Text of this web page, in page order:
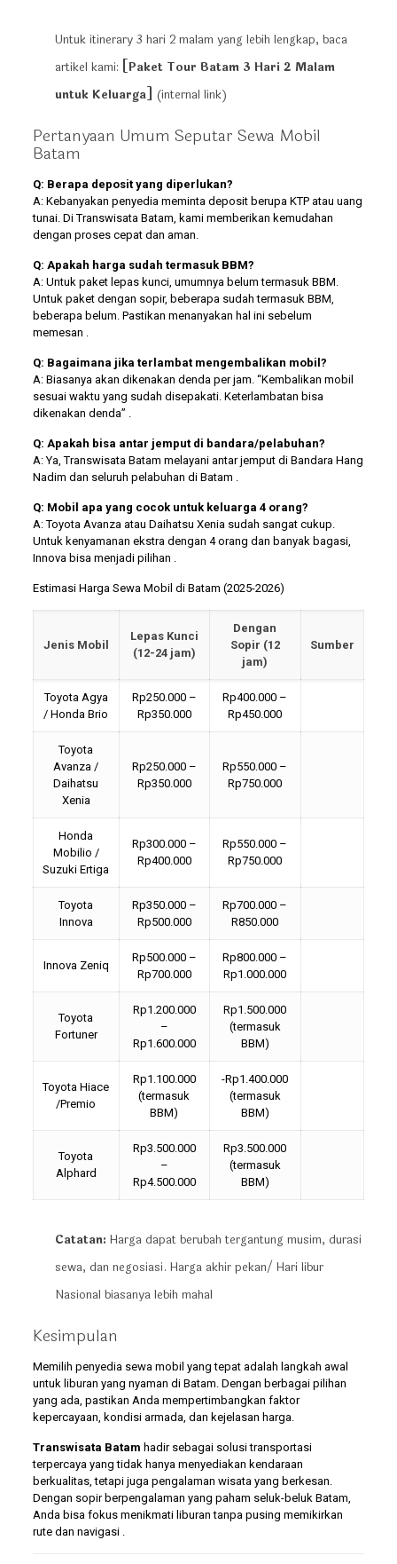
Untuk itinerary 3 hari 2 malam yang lebih lengkap, baca
artikel kami: [Paket Tour Batam 3 Hari 2 Malam
untuk Keluarga] (internal link)
Pertanyaan Umum Seputar Sewa Mobil
Batam
Q: Berapa deposit yang diperlukan?
A: Kebanyakan penyedia meminta deposit berupa KTP atau uang
tunai. Di Transwisata Batam, kami memberikan kemudahan
dengan proses cepat dan aman.
Q: Apakah harga sudah termasuk BBM?
A: Untuk paket lepas kunci, umumnya belum termasuk BBM.
Untuk paket dengan sopir, beberapa sudah termasuk BBM,
beberapa belum. Pastikan menanyakan hal ini sebelum
memesan .
Q: Bagaimana jika terlambat mengembalikan mobil?
A: Biasanya akan dikenakan denda per jam. “Kembalikan mobil
sesuai waktu yang sudah disepakati. Keterlambatan bisa
dikenakan denda” .
Q: Apakah bisa antar jemput di bandara/pelabuhan?
A: Ya, Transwisata Batam melayani antar jemput di Bandara Hang
Nadim dan seluruh pelabuhan di Batam .
Q: Mobil apa yang cocok untuk keluarga 4 orang?
A: Toyota Avanza atau Daihatsu Xenia sudah sangat cukup.
Untuk kenyamanan ekstra dengan 4 orang dan banyak bagasi,
Innova bisa menjadi pilihan .
Estimasi Harga Sewa Mobil di Batam (2025-2026)
Jenis Mobil
Lepas Kunci
(12-24 jam)
Dengan
Sopir (12
jam)
Sumber
Toyota Agya
/ Honda Brio
Rp250.000 –
Rp350.000
Rp400.000 –
Rp450.000
Toyota
Avanza /
Daihatsu
Xenia
Rp250.000 –
Rp350.000
Rp550.000 –
Rp750.000
Honda
Mobilio /
Suzuki Ertiga
Rp300.000 –
Rp400.000
Rp550.000 –
Rp750.000
Toyota
Innova
Rp350.000 –
Rp500.000
Rp700.000 –
R850.000
Innova Zeniq
Rp500.000 –
Rp700.000
Rp800.000 –
Rp1.000.000
Toyota
Fortuner
Rp1.200.000
–
Rp1.600.000
Rp1.500.000
(termasuk
BBM)
Toyota Hiace
/Premio
Rp1.100.000
(termasuk
BBM)
-Rp1.400.000
(termasuk
BBM)
Toyota
Alphard
Rp3.500.000
–
Rp4.500.000
Rp3.500.000
(termasuk
BBM)
Catatan: Harga dapat berubah tergantung musim, durasi
sewa, dan negosiasi. Harga akhir pekan/ Hari libur
Nasional biasanya lebih mahal
Kesimpulan
Memilih penyedia sewa mobil yang tepat adalah langkah awal
untuk liburan yang nyaman di Batam. Dengan berbagai pilihan
yang ada, pastikan Anda mempertimbangkan faktor
kepercayaan, kondisi armada, dan kejelasan harga.
Transwisata Batam hadir sebagai solusi transportasi
terpercaya yang tidak hanya menyediakan kendaraan
berkualitas, tetapi juga pengalaman wisata yang berkesan.
Dengan sopir berpengalaman yang paham seluk-beluk Batam,
Anda bisa fokus menikmati liburan tanpa pusing memikirkan
rute dan navigasi .